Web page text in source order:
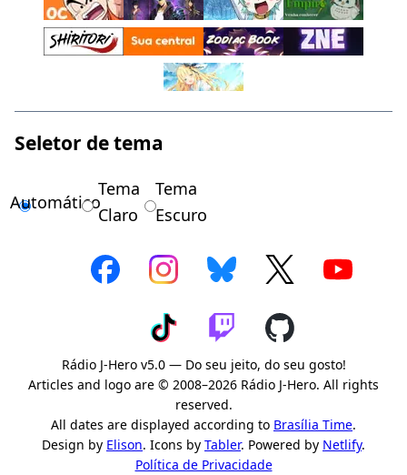
Seletor de tema
Automático
Tema
Claro
Tema
Escuro
Rádio J-Hero v5.0 — Do seu jeito, do seu gosto!
Articles and logo are © 2008–2026 Rádio J-Hero. All rights
reserved.
All dates are displayed according to Brasília Time.
Design by Elison. Icons by Tabler. Powered by Netlify.
Política de Privacidade